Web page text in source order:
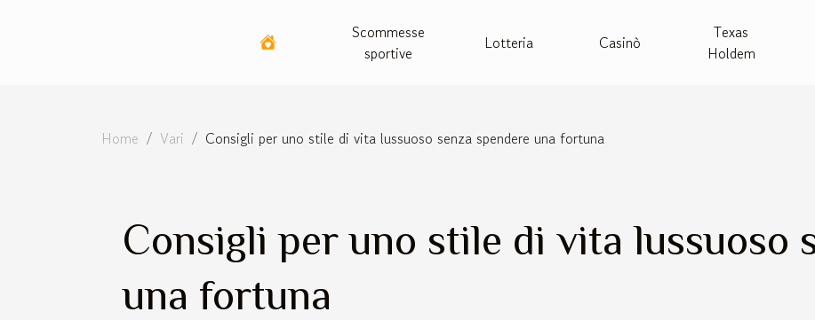
Scommesse
sportive
Lotteria Casinò
Texas
Holdem
Home Vari Consigli per uno stile di vita lussuoso senza spendere una fortuna
Consigli per uno stile di vita lussuoso
una fortuna